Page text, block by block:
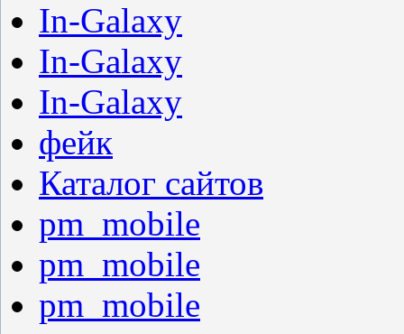
In-Galaxy
In-Galaxy
In-Galaxy
фейк
Каталог сайтов
pm_mobile
pm_mobile
pm_mobile